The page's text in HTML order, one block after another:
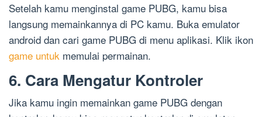
Setelah kamu menginstal game PUBG, kamu bisa
langsung memainkannya di PC kamu. Buka emulator
android dan cari game PUBG di menu aplikasi. Klik ikon
game untuk memulai permainan.
6. Cara Mengatur Kontroler
Jika kamu ingin memainkan game PUBG dengan